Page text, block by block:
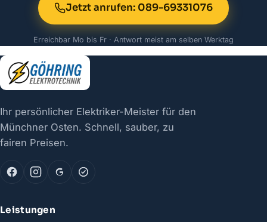
Jetzt anrufen: 089-69331076
Erreichbar Mo bis Fr · Antwort meist am selben Werktag
Ihr persönlicher Elektriker-Meister für den
Münchner Osten. Schnell, sauber, zu
fairen Preisen.
Leistungen